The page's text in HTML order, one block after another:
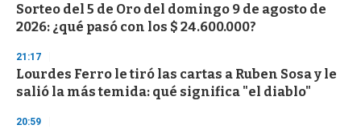
Sorteo del 5 de Oro del domingo 9 de agosto de
2026: ¿qué pasó con los $ 24.600.000?
21:17
Lourdes Ferro le tiró las cartas a Ruben Sosa y le
salió la más temida: qué significa "el diablo"
20:59